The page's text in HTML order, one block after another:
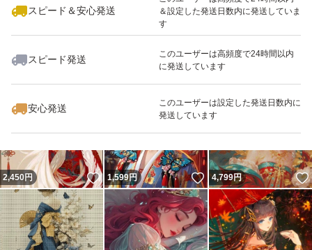
スピード＆安心発送
＆設定した発送日数内に発送していま
す
スピード発送
このユーザーは高頻度で24時間以内
に発送しています
安心発送
このユーザーは設定した発送日数内に
発送しています
いいね！
2,799
2,450円 いいね！
1,599円 いいね！
4,799円